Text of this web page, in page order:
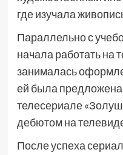
где изучала
Параллельно с
начала работать на
занималась
ей была
телесериале
дебютом на
После успеха